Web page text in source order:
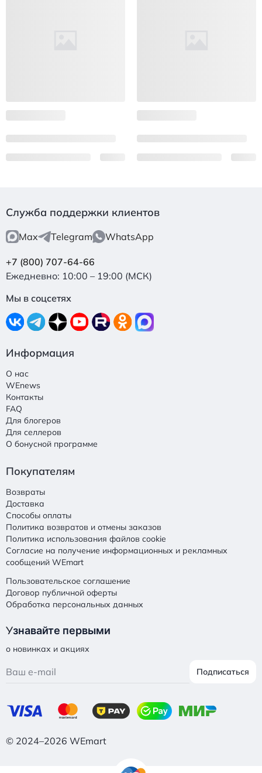
Служба поддержки клиентов
Max Telegram WhatsApp
+7 (800) 707-64-66
Ежедневно: 10:00 – 19:00 (МСК)
Мы в соцсетях
Информация
О нас
WEnews
Контакты
FAQ
Для блогеров
Для селлеров
О бонусной программе
Покупателям
Возвраты
Доставка
Способы оплаты
Политика возвратов и отмены заказов
Политика использования файлов cookie
Согласие на получение информационных и рекламных
сообщений WEmart
Пользовательское соглашение
Договор публичной оферты
Обработка персональных данных
Узнавайте первыми
о новинках и акциях
Подписаться
© 2024–2026 WEmart